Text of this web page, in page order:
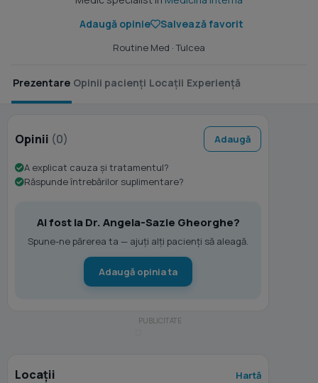
Adaugă opinie
Salvează favorit
Routine Med · Tulcea
Prezentare Opinii pacienți Locații Experiență
Opinii (0) Adaugă
A explicat cauza și tratamentul?
Răspunde întrebărilor suplimentare?
Ai fost la Dr. Angela-Sazie Gheorghe?
Spune-ne părerea ta — ajuți alți pacienți să aleagă.
Adaugă opinia ta
Locații Hartă